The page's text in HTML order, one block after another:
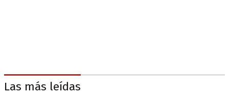
Las más leídas